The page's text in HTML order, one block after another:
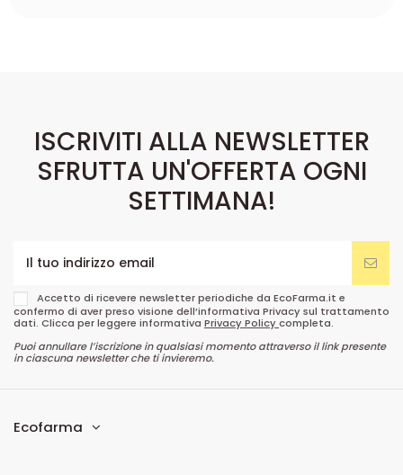
ISCRIVITI ALLA NEWSLETTER
SFRUTTA UN'OFFERTA OGNI
SETTIMANA!
Accetto di ricevere newsletter periodiche da EcoFarma.it e
confermo di aver preso visione dell’informativa Privacy sul trattamento
dati. Clicca per leggere informativa Privacy Policycompleta.
Puoi annullare l’iscrizione in qualsiasi momento attraverso il link presente
in ciascuna newsletter che ti invieremo.
Ecofarma